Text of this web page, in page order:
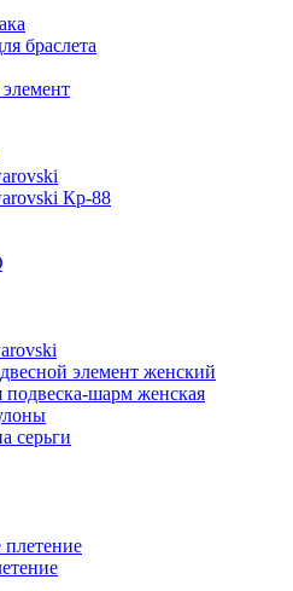
браслета
Кр-88
элемент женcкий
подвеска-шарм женская
серьги